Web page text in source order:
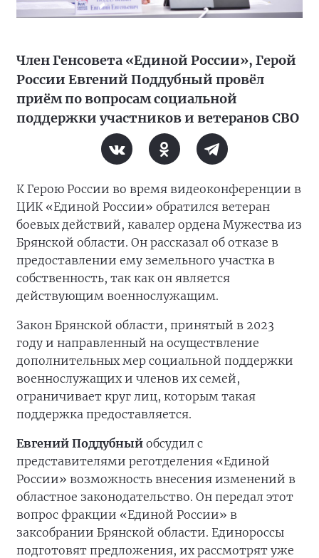
Член Генсовета «Единой России», Герой
России Евгений Поддубный провёл
приём по вопросам социальной
поддержки участников и ветеранов СВО
К Герою России во время видеоконференции в
ЦИК «Единой России» обратился ветеран
боевых действий, кавалер ордена Мужества из
Брянской области. Он рассказал об отказе в
предоставлении ему земельного участка в
собственность, так как он является
действующим военнослужащим.
Закон Брянской области, принятый в 2023
году и направленный на осуществление
дополнительных мер социальной поддержки
военнослужащих и членов их семей,
ограничивает круг лиц, которым такая
поддержка предоставляется.
Евгений Поддубный обсудил с
представителями реготделения «Единой
России» возможность внесения изменений в
областное законодательство. Он передал этот
вопрос фракции «Единой России» в
заксобрании Брянской области. Единороссы
подготовят предложения, их рассмотрят уже